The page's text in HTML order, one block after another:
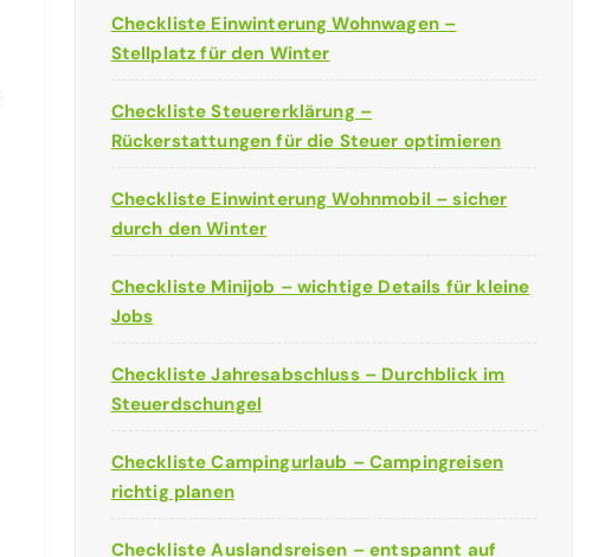
Checkliste Einwinterung Wohnwagen –
Stellplatz für den Winter
Checkliste Steuererklärung –
Rückerstattungen für die Steuer optimieren
Checkliste Einwinterung Wohnmobil – sicher
durch den Winter
Checkliste Minijob – wichtige Details für kleine
Jobs
Checkliste Jahresabschluss – Durchblick im
Steuerdschungel
Checkliste Campingurlaub – Campingreisen
richtig planen
Checkliste Auslandsreisen – entspannt auf